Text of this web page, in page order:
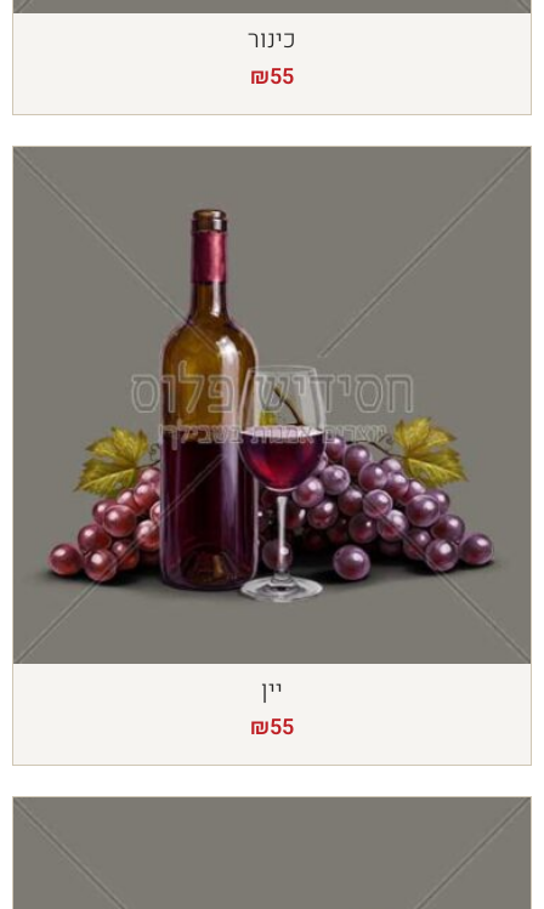
כינור
₪55
יין
₪55